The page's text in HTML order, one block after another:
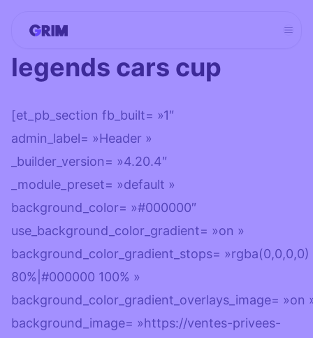
legends cars cup
[et_pb_section fb_built= »1″
admin_label= »Header »
_builder_version= »4.20.4″
_module_preset= »default »
background_color= »#000000″
use_background_color_gradient= »on »
background_color_gradient_stops= »rgba(0,0,0,0)
80%|#000000 100% »
background_color_gradient_overlays_image= »on
background_image= »https://ventes-privees-